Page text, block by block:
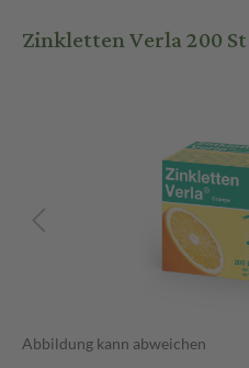
Zinkletten Verla 200
Abbildung kann abweichen